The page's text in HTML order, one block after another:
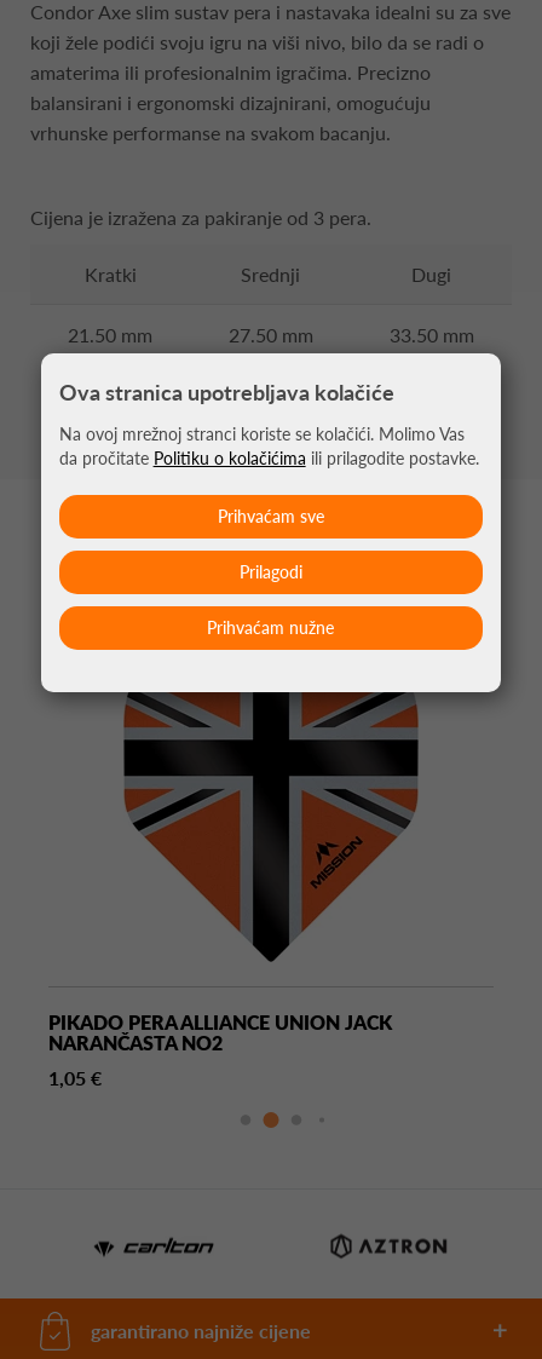
Condor Axe slim sustav pera i nastavaka idealni su za sve
koji žele podići svoju igru na viši nivo, bilo da se radi o
amaterima ili profesionalnim igračima. Precizno
balansirani i ergonomski dizajnirani, omogućuju
vrhunske performanse na svakom bacanju.
Cijena je izražena za pakiranje od 3 pera.
Kratki Srednji Dugi
21.50 mm 27.50 mm 33.50 mm
MOŽDA VAS ZANIMA
PIKADO PERA ALLIANCE UNION JACK
NARANČASTA NO2
1,05 €
garantirano najniže cijene
Ova stranica upotrebljava kolačiće
Na ovoj mrežnoj stranci koriste se kolačići. Molimo Vas
da pročitate Politiku o kolačićima ili prilagodite postavke.
Prihvaćam nužne
Prilagodi
Prihvaćam sve